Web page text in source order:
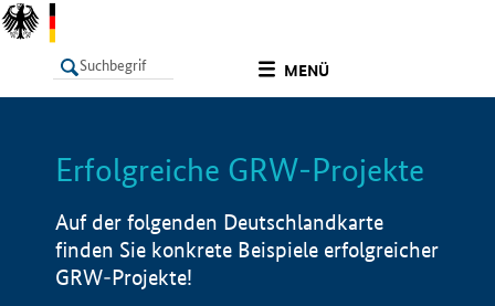
MENÜ
LISTE Info
Erfolgreiche GRW-Projekte
Auf der folgenden Deutschlandkarte
finden Sie konkrete Beispiele erfolgreicher
GRW-Projekte!